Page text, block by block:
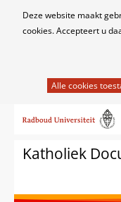
Cookies
Deze website maakt
cookies. Accepteert u
het
van
cookies
deze
naar
inhoudKatholiek